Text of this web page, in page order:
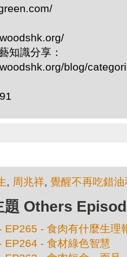
知識分享：
blog/
, 周兆祥, 覺醒不再吃錯油
題 Others
EP265 - 食肉有什麼生理
EP264 - 食材綠色智慧